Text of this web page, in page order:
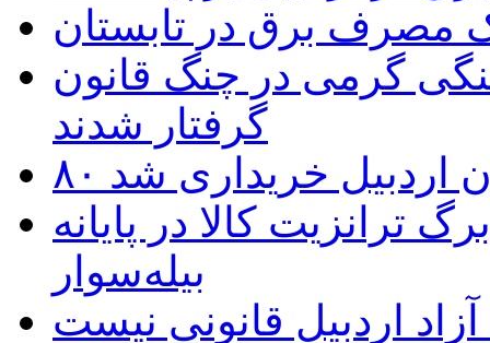
مصرف برق در تابستان
گرمی در چنگ قانون
گرفتار شدند
اردبیل خریداری شد
کالا در پایانه
بیله‌سوار
اردبیل قانونی نیست